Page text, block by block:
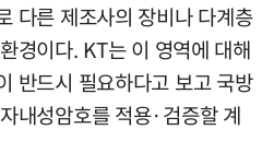
다른 제조사의 장비나 다계층
경이다. KT는 이 영역에 대해
반드시 필요하다고 보고 국방
내성암호를 적용·검증할 계